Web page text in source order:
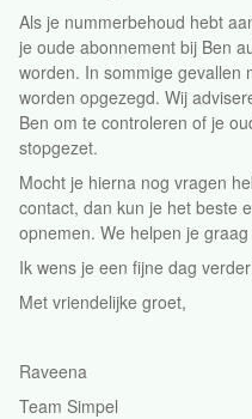
Als je nummerbehoud hebt
je oude abonnement bij Ben
worden. In sommige gevallen
worden opgezegd. Wij
Ben om te controleren of je
stopgezet.
Mocht je hierna nog vragen
contact, dan kun je het beste
opnemen. We helpen je graag
Ik wens je een fijne dag
Met vriendelijke groet,
Raveena
Team Simpel